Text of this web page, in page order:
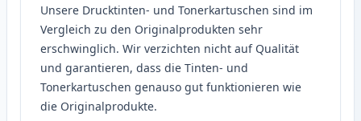
Unsere Drucktinten- und Tonerkartuschen sind im
Vergleich zu den Originalprodukten sehr
erschwinglich. Wir verzichten nicht auf Qualität
und garantieren, dass die Tinten- und
Tonerkartuschen genauso gut funktionieren wie
die Originalprodukte.